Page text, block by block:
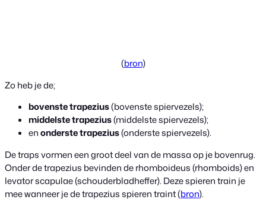
(bron)
Zo heb je de;
bovenste trapezius(bovenste spiervezels);
middelste trapezius(middelste spiervezels);
enonderste trapezius(onderste spiervezels).
De traps vormen een groot deel van de massa op je bovenrug.
Onder de trapezius bevinden de rhomboideus (rhomboids) en
levator scapulae (schouderbladheffer). Deze spieren train je
mee wanneer je de trapezius spieren traint (bron).